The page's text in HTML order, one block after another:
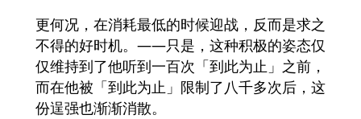
更何况，在消耗最低的时候迎战，反而是求之
不得的好时机。——只是，这种积极的姿态仅
仅维持到了他听到一百次「到此为止」之前，
而在他被「到此为止」限制了八千多次后，这
份逞强也渐渐消散。